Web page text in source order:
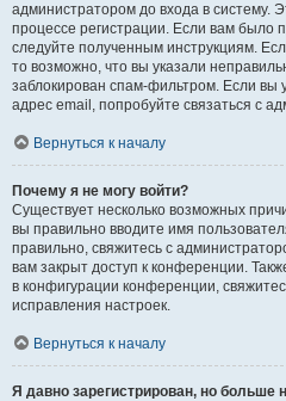
администратором до входа в систему.
процессе регистрации. Если вам было
следуйте полученным инструкциям.
то возможно, что вы указали
заблокирован спам-фильтром. Если вы
адрес email, попробуйте связаться с
Вернуться к началу
Почему я не могу войти?
Существует несколько возможных
вы правильно вводите имя
правильно, свяжитесь с
вам закрыт доступ к конференции.
в конфигурации конференции,
исправления настроек.
Вернуться к началу
Я давно зарегистрирован, но больше